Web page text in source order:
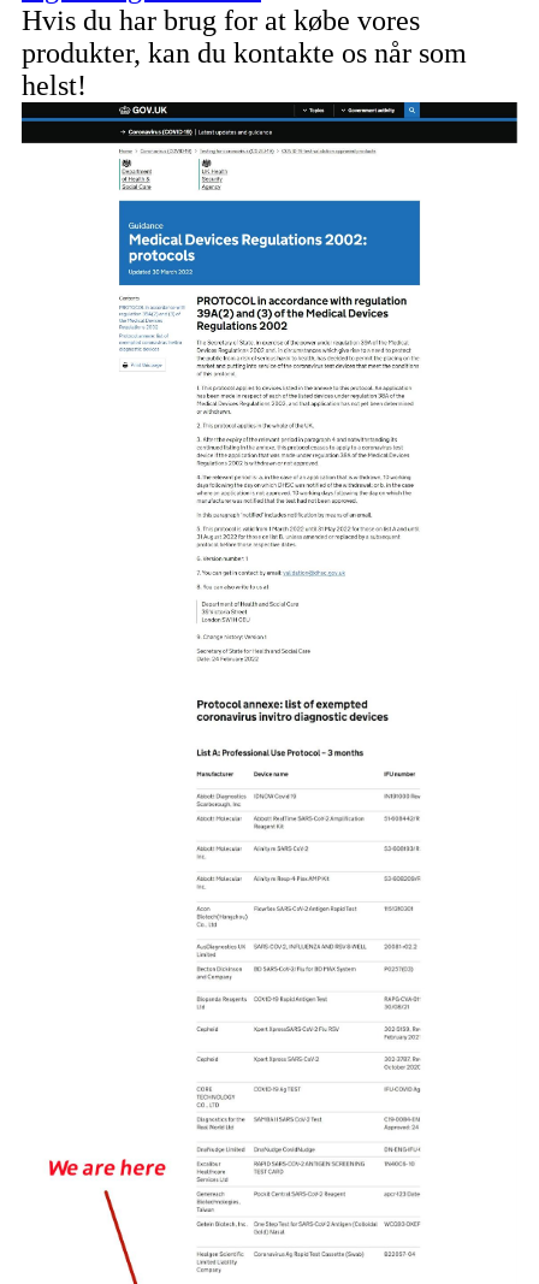
Hvis du har brug for at købe vores
produkter, kan du kontakte os når som
helst!